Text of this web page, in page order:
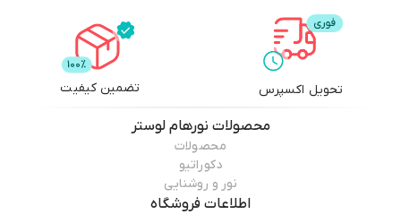
تحویل اکسپرس تضمین کیفیت
محصولات نورهام لوستر
محصولات
دکوراتیو
نور و روشنایی
اطلاعات فروشگاه